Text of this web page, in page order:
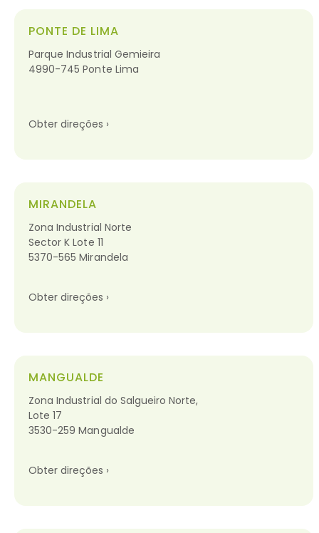
PONTE DE LIMA
Parque Industrial Gemieira
4990-745 Ponte Lima
Obter direções ›
MIRANDELA
Zona Industrial Norte
Sector K Lote 11
5370-565 Mirandela
Obter direções ›
MANGUALDE
Zona Industrial do Salgueiro Norte,
Lote 17
3530-259 Mangualde
Obter direções ›